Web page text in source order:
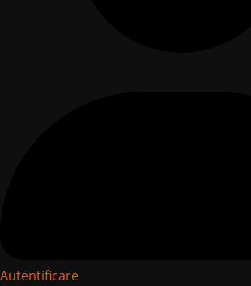
Autentificare